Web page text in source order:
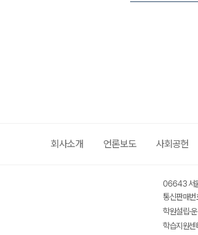
회사소개 언론보도 사회공헌
06643 서
통신판매
학원설립·
학습지원